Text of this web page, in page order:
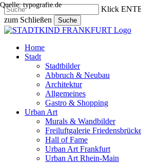
Skip
to
main
content
Klick
zum Schließen
Suche
Close
search
Menu
Home
Stadt
Stadtbilder
Abbruch & Neubau
Architektur
Allgemeines
Gastro & Shopping
Urban Art
Murals & Wandbilder
Freiluftgalerie
Hall of Fame
Urban Art Frankfurt
Urban Art Rhein-Main
Quelle: typografie.de